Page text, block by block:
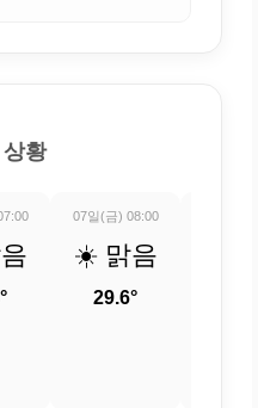
황
07일(금) 08:00
☀️ 맑음
29.6°